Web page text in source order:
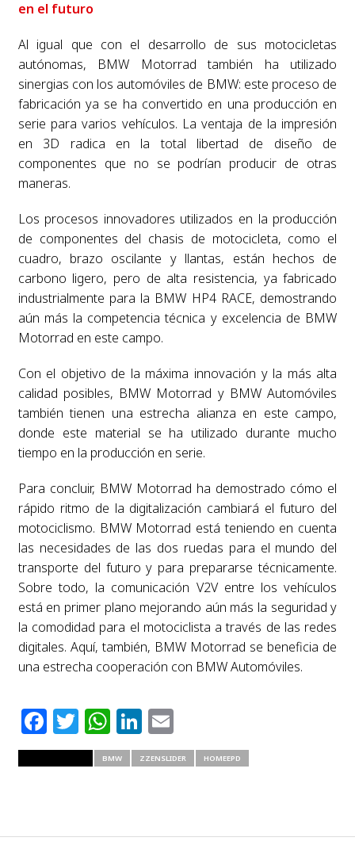
en el futuro
Al igual que con el desarrollo de sus motocicletas
autónomas, BMW Motorrad también ha utilizado
sinergias con los automóviles de BMW: este proceso de
fabricación ya se ha convertido en una producción en
serie para varios vehículos. La ventaja de la impresión
en 3D radica en la total libertad de diseño de
componentes que no se podrían producir de otras
maneras.
Los procesos innovadores utilizados en la producción
de componentes del chasis de motocicleta, como el
cuadro, brazo oscilante y llantas, están hechos de
carbono ligero, pero de alta resistencia, ya fabricado
industrialmente para la BMW HP4 RACE, demostrando
aún más la competencia técnica y excelencia de BMW
Motorrad en este campo.
Con el objetivo de la máxima innovación y la más alta
calidad posibles, BMW Motorrad y BMW Automóviles
también tienen una estrecha alianza en este campo,
donde este material se ha utilizado durante mucho
tiempo en la producción en serie.
Para concluir, BMW Motorrad ha demostrado cómo el
rápido ritmo de la digitalización cambiará el futuro del
motociclismo. BMW Motorrad está teniendo en cuenta
las necesidades de las dos ruedas para el mundo del
transporte del futuro y para prepararse técnicamente.
Sobre todo, la comunicación V2V entre los vehículos
está en primer plano mejorando aún más la seguridad y
la comodidad para el motociclista a través de las redes
digitales. Aquí, también, BMW Motorrad se beneficia de
una estrecha cooperación con BMW Automóviles.
Facebook
Twitter
WhatsApp
LinkedIn
Email
BMW ZZENSLIDER HOMEEPD